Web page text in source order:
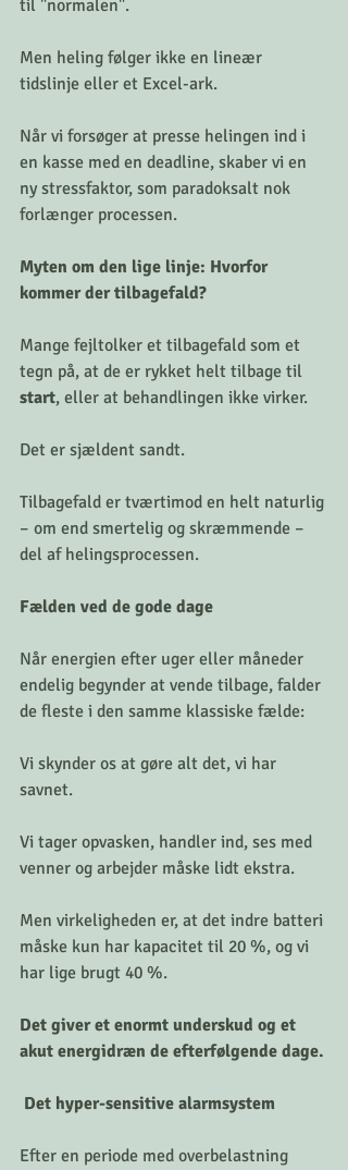
til "normalen".
Men heling følger ikke en lineær
tidslinje eller et Excel-ark.
Når vi forsøger at presse helingen ind i
en kasse med en deadline, skaber vi en
ny stressfaktor, som paradoksalt nok
forlænger processen.
Myten om den lige linje: Hvorfor
kommer der tilbagefald?
Mange fejltolker et tilbagefald som et
tegn på, at de er rykket helt tilbage til
start, eller at behandlingen ikke virker.
Det er sjældent sandt.
Tilbagefald er tværtimod en helt naturlig
– om end smertelig og skræmmende –
del af helingsprocessen.
Fælden ved de gode dage
Når energien efter uger eller måneder
endelig begynder at vende tilbage, falder
de fleste i den samme klassiske fælde:
Vi skynder os at gøre alt det, vi har
savnet.
Vi tager opvasken, handler ind, ses med
venner og arbejder måske lidt ekstra.
Men virkeligheden er, at det indre batteri
måske kun har kapacitet til 20 %, og vi
har lige brugt 40 %.
Det giver et enormt underskud og et
akut energidræn de efterfølgende dage.
Det hyper-sensitive alarmsystem
Efter en periode med overbelastning